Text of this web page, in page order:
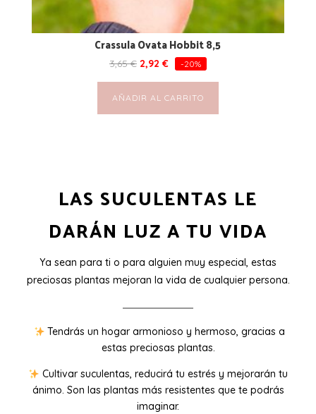
Crassula Ovata Hobbit 8,5
3,65€ 2,92 € -20%
AÑADIR AL CARRITO
LAS SUCULENTAS LE
DARÁN LUZ A TU VIDA
Ya sean para ti o para alguien muy especial, estas
preciosas plantas mejoran la vida de cualquier persona.
Tendrás un hogar armonioso y hermoso, gracias a
estas preciosas plantas.
Cultivar suculentas, reducirá tu estrés y mejorarán tu
ánimo. Son las plantas más resistentes que te podrás
imaginar.